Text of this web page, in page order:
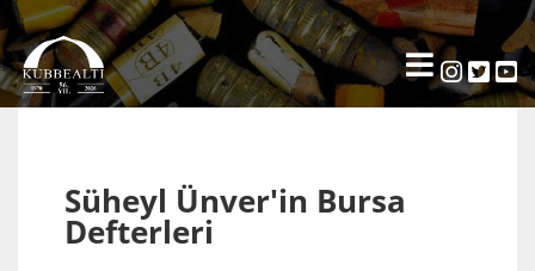
Süheyl Ünver'in Bursa
Defterleri